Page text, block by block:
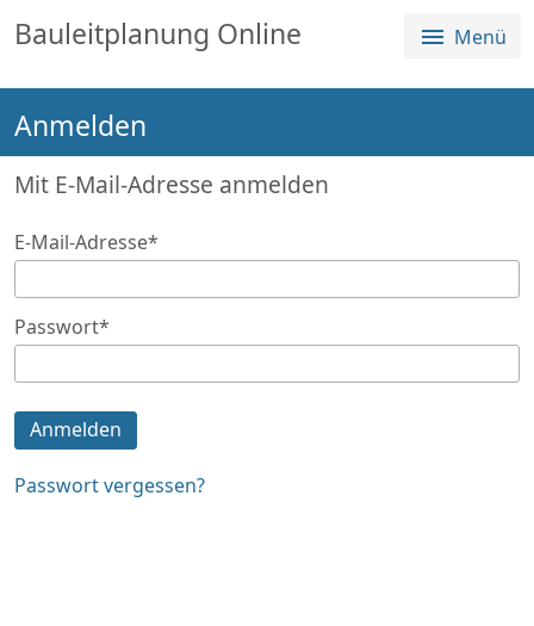
Sprungmenü
Direkt
Hauptnavigation
springen
Direkt
Inhalt
springen
Direkt
springen
Bauleitplanung Online Menü
Alle Planverfahren
Anmelden
Mit E-Mail-Adresse anmelden
E-Mail-Adresse*
Passwort*
Anmelden
Passwort vergessen?